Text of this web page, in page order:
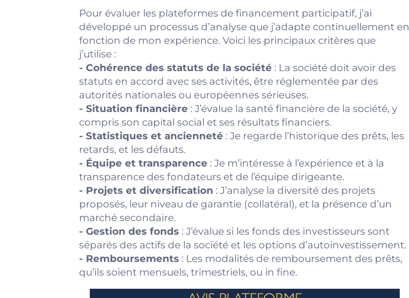
Pour évaluer les plateformes de financement participatif, j’ai
développé un processus d’analyse que j’adapte continuellement en
fonction de mon expérience. Voici les principaux critères que
j’utilise :
- Cohérence des statuts de la société : La société doit avoir des
statuts en accord avec ses activités, être réglementée par des
autorités nationales ou européennes sérieuses.
- Situation financière : J’évalue la santé financière de la société, y
compris son capital social et ses résultats financiers.
- Statistiques et ancienneté : Je regarde l’historique des prêts, les
retards, et les défauts.
- Équipe et transparence : Je m’intéresse à l’expérience et à la
transparence des fondateurs et de l’équipe dirigeante.
- Projets et diversification : J’analyse la diversité des projets
proposés, leur niveau de garantie (collatéral), et la présence d’un
marché secondaire.
- Gestion des fonds : J’évalue si les fonds des investisseurs sont
séparés des actifs de la société et les options d’autoinvestissement.
- Remboursements : Les modalités de remboursement des prêts,
qu’ils soient mensuels, trimestriels, ou in fine.